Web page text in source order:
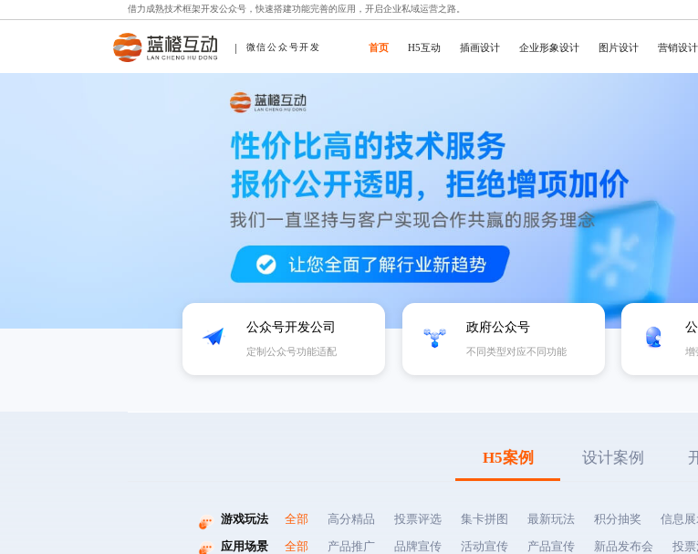
借力成熟技术框架开发公众号，快速搭建功能完善的应用，开启企业私域运营之路。
微信公众号开发 首页 H5互动 插画设计 企业形象设计 图片设计 营销设计
公众号开发公司
定制公众号功能适配
政府公众号
不同类型对应不同功能 增
H5案例 设计案例
游戏玩法 全部 高分精品 投票评选 集卡拼图 最新玩法 积分抽奖 信息展
应用场景 全部 产品推广 品牌宣传 活动宣传 产品宣传 新品发布会 投票